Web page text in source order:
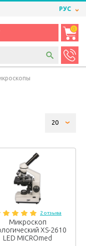
РУС
0
2 отзыва
Микроскоп
XS-2610
LED MICROmed